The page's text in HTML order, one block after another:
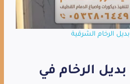
الرخام الشرقية
الرخام في